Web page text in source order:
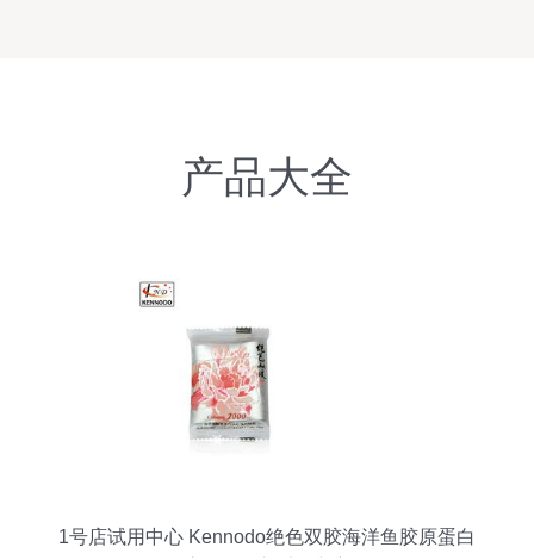
产品大全
1号店试用中心 Kennodo绝色双胶海洋鱼胶原蛋白